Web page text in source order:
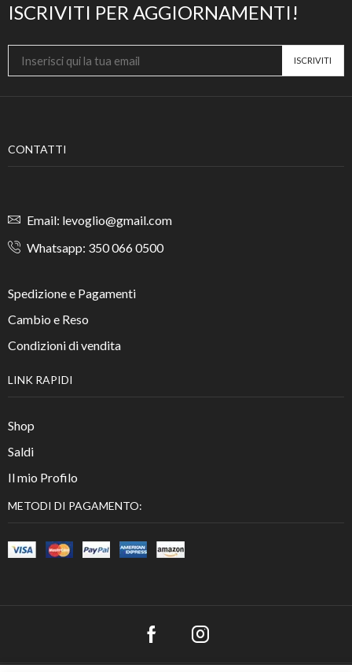
ISCRIVITI PER AGGIORNAMENTI!
CONTATTI
Email: levoglio@gmail.com
Whatsapp: 350 066 0500
Spedizione e Pagamenti
Cambio e Reso
Condizioni di vendita
LINK RAPIDI
Shop
Saldi
Il mio Profilo
METODI DI PAGAMENTO: